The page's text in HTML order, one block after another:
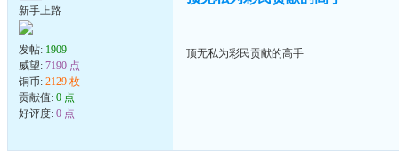
新手上路
发帖: 1909
威望: 7190 点
铜币: 2129 枚
贡献值: 0 点
好评度: 0 点
顶无私为彩民贡献的高手